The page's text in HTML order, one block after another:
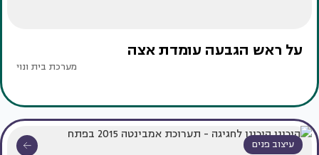
על ראש הגבעה עומדת אצה
מערכת בית ונוי
עיצוב פנים